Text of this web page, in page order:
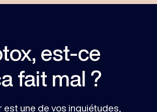
est-ce
fait mal ?
est une de vos inquiétudes,